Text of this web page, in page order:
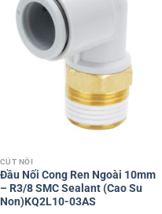
CÚT NỐI
Đầu Nối Cong Ren Ngoài 10mm
– R3/8 SMC Sealant (Cao Su
Non)KQ2L10-03AS